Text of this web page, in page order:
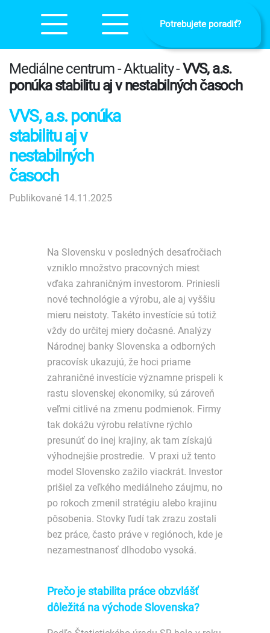
Potrebujete poradiť?
Mediálne centrum - Aktuality -VVS, a.s.
ponúka stabilitu aj v nestabilných časoch
VVS, a.s. ponúka
stabilitu aj v
nestabilných
časoch
Publikované 14.11.2025
Na Slovensku v posledných desaťročiach
vzniklo množstvo pracovných miest
vďaka zahraničným investorom. Priniesli
nové technológie a výrobu, ale aj vyššiu
mieru neistoty. Takéto investície sú totiž
vždy do určitej miery dočasné. Analýzy
Národnej banky Slovenska a odborných
pracovísk ukazujú, že hoci priame
zahraničné investície významne prispeli k
rastu slovenskej ekonomiky, sú zároveň
veľmi citlivé na zmenu podmienok. Firmy
tak dokážu výrobu relatívne rýchlo
presunúť do inej krajiny, ak tam získajú
výhodnejšie prostredie. V praxi už tento
model Slovensko zažilo viackrát. Investor
prišiel za veľkého mediálneho záujmu, no
po rokoch zmenil stratégiu alebo krajinu
pôsobenia. Stovky ľudí tak zrazu zostali
bez práce, často práve v regiónoch, kde je
nezamestnanosť dlhodobo vysoká.
Prečo je stabilita práce obzvlášť
dôležitá na východe Slovenska?